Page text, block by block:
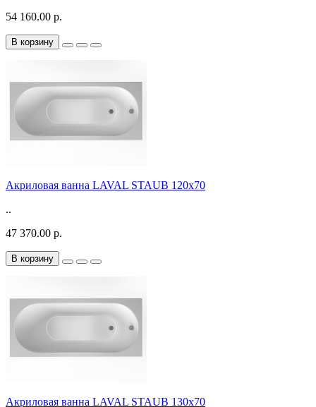
54 160.00 р.
В корзину
Акриловая ванна LAVAL STAUB 120х70
..
47 370.00 р.
В корзину
Акриловая ванна LAVAL STAUB 130х70